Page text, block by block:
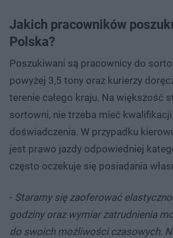
Jakich pracowników
Polska?
Poszukiwani są pracownicy do
powyżej 3,5 tony oraz kurierzy
terenie całego kraju. Na większość
sortowni, nie trzeba mieć kwalifikacji
doświadczenia. W przypadku
jest prawo jazdy odpowiedniej
często oczekuje się posiadania
- Staramy się zaoferować
godziny oraz wymiar zatrudnienia
do swoich możliwości czasowych.